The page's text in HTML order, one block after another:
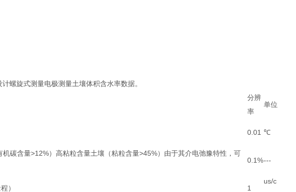
旋式测量电极测量土壤体积含水率数据。
分辨
率
单位
0.01 ℃
碳含量>12%）高粘粒含量土壤（粘粒含量>45%）由于其介电弛豫特性，可
0.1%---
） 1
us/c